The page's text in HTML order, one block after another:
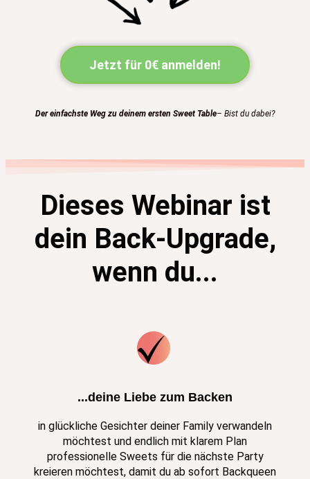
Jetzt für 0€ anmelden!
Der einfachste Weg zu deinem ersten Sweet Table– Bist du dabei?
Dieses Webinar ist
dein Back-Upgrade,
wenn du...
...deine Liebe zum Backen
in glückliche Gesichter deiner Family verwandeln
möchtest und endlich mit klarem Plan
professionelle Sweets für die nächste Party
kreieren möchtest, damit du ab sofort Backqueen